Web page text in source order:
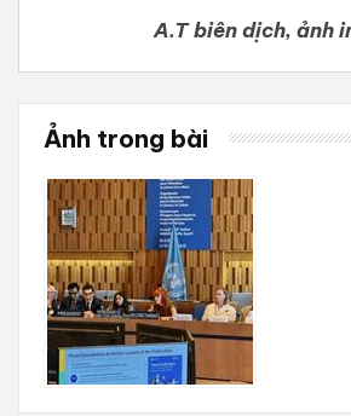
A.T biên dịch, ảnh
Ảnh trong bài